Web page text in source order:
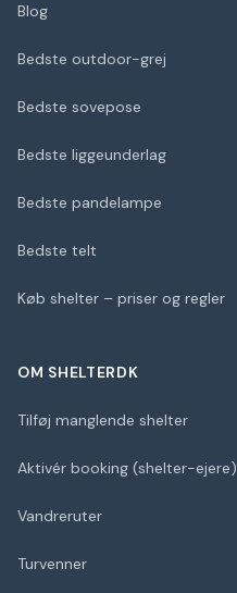
Blog
Bedste outdoor-grej
Bedste sovepose
Bedste liggeunderlag
Bedste pandelampe
Bedste telt
Køb shelter – priser og regler
OM SHELTERDK
Tilføj manglende shelter
Aktivér booking (shelter-ejere)
Vandreruter
Turvenner